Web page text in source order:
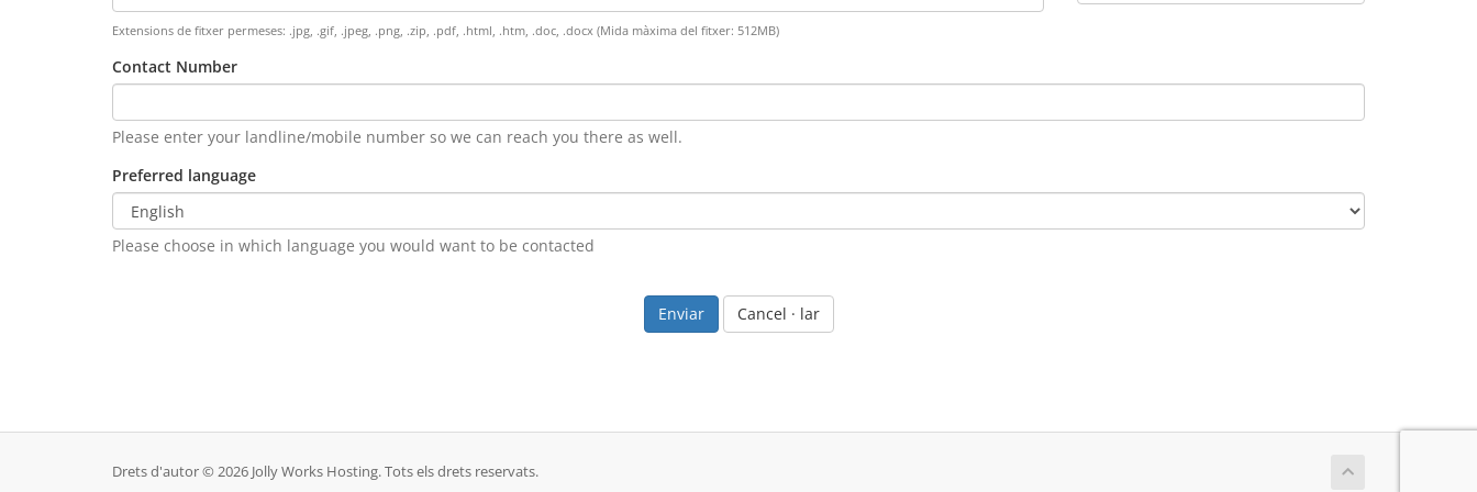
Extensions de fitxer permeses: .jpg, .gif, .jpeg, .png, .zip, .pdf, .html, .htm, .doc, .docx (Mida màxima del fitxer: 512MB)
Contact Number
Please enter your landline/mobile number so we can reach you there as well.
Preferred language
Please choose in which language you would want to be contacted
Cancel · lar
Drets d'autor © 2026 Jolly Works Hosting. Tots els drets reservats.